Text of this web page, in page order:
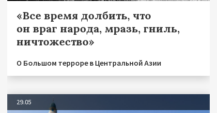
«Все время долбить, что
он враг народа, мразь, гниль,
ничтожество»
О Большом терроре в Центральной Азии
29.05